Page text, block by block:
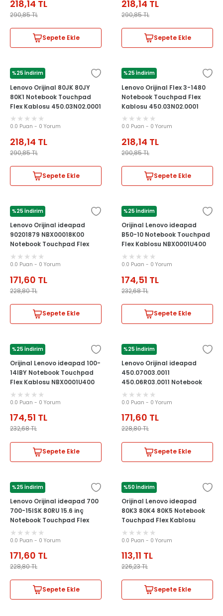
218,14 TL
290,85TL
Sepete Ekle
218,14 TL
290,85TL
Sepete Ekle
%25 İndirim
LENOVO
Lenovo Orijinal 80JK 80JY
80K1 Notebook Touchpad
Flex Kablosu 450.03N02.0001
0.0 Puan - 0 Yorum
218,14 TL
290,85TL
Sepete Ekle
%25 İndirim
LENOVO
Lenovo Orijinal Flex 3-1480
Notebook Touchpad Flex
Kablosu 450.03N02.0001
0.0 Puan - 0 Yorum
218,14 TL
290,85TL
Sepete Ekle
%25 İndirim
LENOVO
Lenovo Orijinal ideapad
90201879 NBX00018K00
Notebook Touchpad Flex
Kablosu
0.0 Puan - 0 Yorum
171,60 TL
228,80TL
Sepete Ekle
%25 İndirim
LENOVO
Orijinal Lenovo ideapad
B50-10 Notebook Touchpad
Flex Kablosu NBX0001U400
0.0 Puan - 0 Yorum
174,51 TL
232,68TL
Sepete Ekle
%25 İndirim
LENOVO
Orijinal Lenovo ideapad 100-
14IBY Notebook Touchpad
Flex Kablosu NBX0001U400
0.0 Puan - 0 Yorum
174,51 TL
232,68TL
Sepete Ekle
%25 İndirim
LENOVO
Lenovo Orijinal ideapad
450.07003.0011
450.06R03.0011 Notebook
Touchpad Flex Kablosu
0.0 Puan - 0 Yorum
171,60 TL
228,80TL
Sepete Ekle
%25 İndirim
LENOVO
Lenovo Orijinal ideapad 700
700-15ISK 80RU 15.6 inç
Notebook Touchpad Flex
Kablosu
0.0 Puan - 0 Yorum
171,60 TL
228,80TL
Sepete Ekle
%50 İndirim
LENOVO
Orijinal Lenovo ideapad
80K3 80K4 80K5 Notebook
Touchpad Flex Kablosu
NBX0001RB00
0.0 Puan - 0 Yorum
113,11 TL
226,23TL
Sepete Ekle